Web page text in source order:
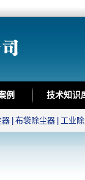
例 技术知识
器 布袋除尘器 工业